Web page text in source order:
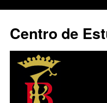
Centro de